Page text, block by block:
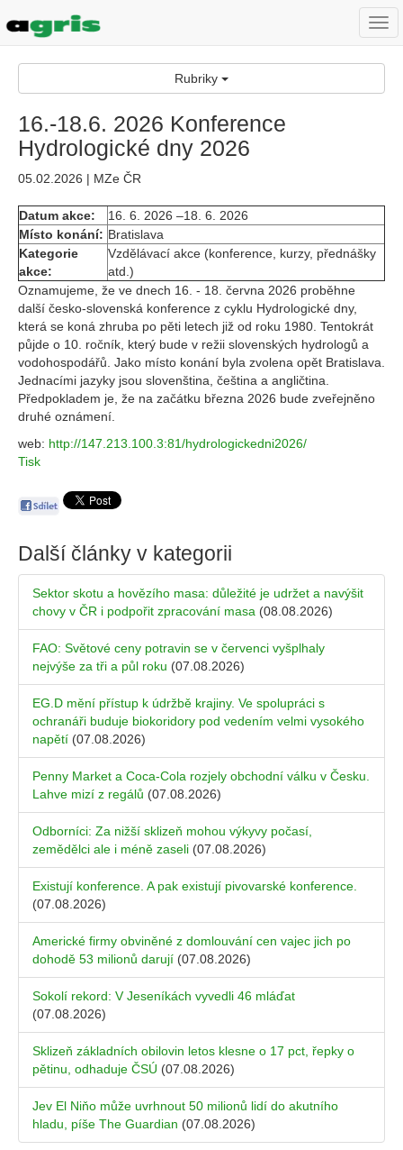
Rubriky
16.-18.6. 2026 Konference
Hydrologické dny 2026
05.02.2026 | MZe ČR
Datum akce:
16. 6. 2026 –18. 6. 2026
Místo konání: Bratislava
Kategorie
akce:
Vzdělávací akce (konference, kurzy, přednášky
atd.)
Oznamujeme, že ve dnech 16. - 18. června 2026 proběhne
další česko-slovenská konference z cyklu Hydrologické dny,
která se koná zhruba po pěti letech již od roku 1980. Tentokrát
půjde o 10. ročník, který bude v režii slovenských hydrologů a
vodohospodářů. Jako místo konání byla zvolena opět Bratislava.
Jednacími jazyky jsou slovenština, čeština a angličtina.
Předpokladem je, že na začátku března 2026 bude zveřejněno
druhé oznámení.
web: http://147.213.100.3:81/hydrologickedni2026/
Tisk
Další články v kategorii
Sektor skotu a hovězího masa: důležité je udržet a navýšit
chovy v ČR i podpořit zpracování masa (08.08.2026)
FAO: Světové ceny potravin se v červenci vyšplhaly
nejvýše za tři a půl roku (07.08.2026)
EG.D mění přístup k údržbě krajiny. Ve spolupráci s
ochranáři buduje biokoridory pod vedením velmi vysokého
napětí (07.08.2026)
Penny Market a Coca-Cola rozjely obchodní válku v Česku.
Lahve mizí z regálů (07.08.2026)
Odborníci: Za nižší sklizeň mohou výkyvy počasí,
zemědělci ale i méně zaseli (07.08.2026)
Existují konference. A pak existují pivovarské konference.
(07.08.2026)
Americké firmy obviněné z domlouvání cen vajec jich po
dohodě 53 milionů darují (07.08.2026)
Sokolí rekord: V Jeseníkách vyvedli 46 mláďat
(07.08.2026)
Sklizeň základních obilovin letos klesne o 17 pct, řepky o
pětinu, odhaduje ČSÚ (07.08.2026)
Jev El Niňo může uvrhnout 50 milionů lidí do akutního
hladu, píše The Guardian (07.08.2026)